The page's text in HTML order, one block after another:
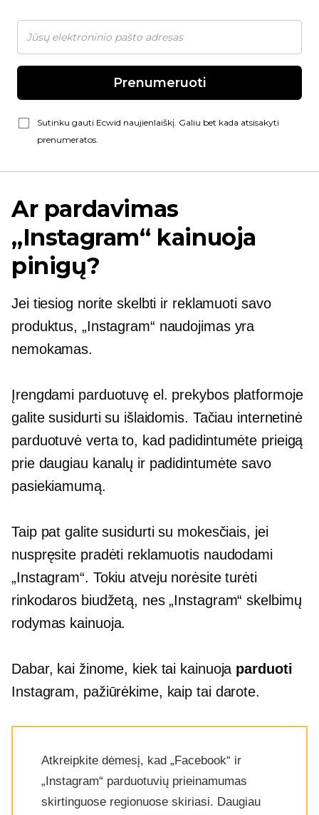
Prenumeruoti
Sutinku gauti Ecwid naujienlaiškį. Galiu bet kada atsisakyti
prenumeratos.
Ar pardavimas
„Instagram“ kainuoja
pinigų?
Jei tiesiog norite skelbti ir reklamuoti savo
produktus, „Instagram“ naudojimas yra
nemokamas.
Įrengdami parduotuvę el. prekybos platformoje
galite susidurti su išlaidomis. Tačiau internetinė
parduotuvė verta to, kad padidintumėte prieigą
prie daugiau kanalų ir padidintumėte savo
pasiekiamumą.
Taip pat galite susidurti su mokesčiais, jei
nuspręsite pradėti reklamuotis naudodami
„Instagram“. Tokiu atveju norėsite turėti
rinkodaros biudžetą, nes „Instagram“ skelbimų
rodymas kainuoja.
Dabar, kai žinome, kiek tai kainuoja parduoti
Instagram, pažiūrėkime, kaip tai darote.
Atkreipkite dėmesį, kad „Facebook“ ir
„Instagram“ parduotuvių prieinamumas
skirtinguose regionuose skiriasi. Daugiau